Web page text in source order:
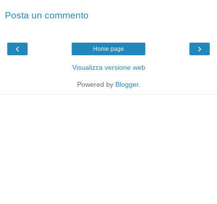
Posta un commento
‹ ›
Home page
Visualizza versione web
Powered by Blogger.